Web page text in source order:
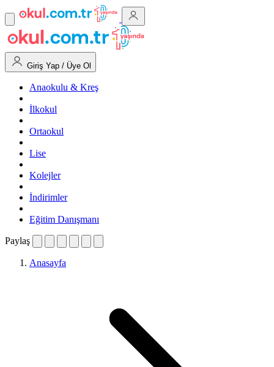
Giriş Yap / Üye Ol
Anaokulu & Kreş
İlkokul
Ortaokul
Lise
Kolejler
İndirimler
Eğitim Danışmanı
Paylaş
Anasayfa